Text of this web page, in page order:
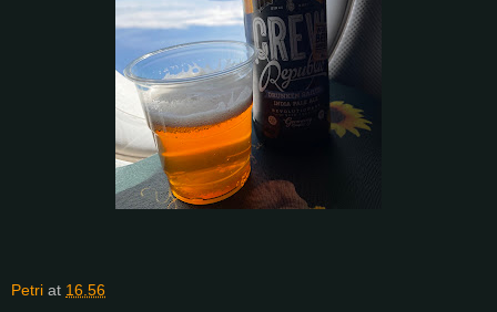
Petri at 16.56